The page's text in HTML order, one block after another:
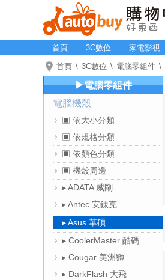
首頁 3C數位 家電影視
首頁 3C數位 電腦零組件
▶電腦零組件
電腦機殼
▣ 依大小分類
▣ 依規格分類
▣ 依顏色分類
▣ 機殼周邊
▸ ADATA 威剛
▸ Antec 安鈦克
▸ Asus 華碩
▸ CoolerMaster 酷碼
▸ Cougar 美洲獅
▸ DarkFlash 大飛